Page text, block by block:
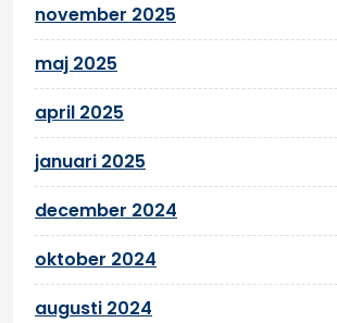
november 2025
maj 2025
april 2025
januari 2025
december 2024
oktober 2024
augusti 2024